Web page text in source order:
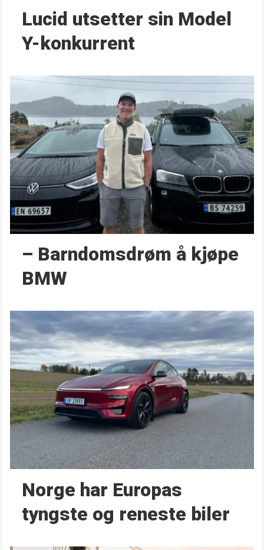
Lucid utsetter sin Model
Y-konkurrent
– Barndoms­drøm å kjøpe
BMW
Norge har Europas
tyngste og reneste biler